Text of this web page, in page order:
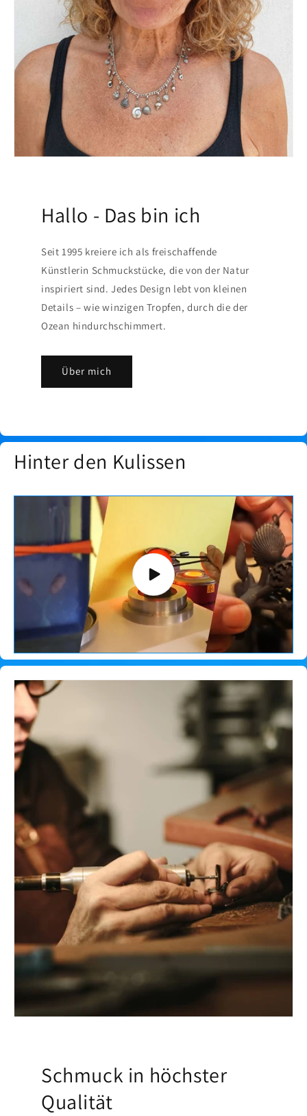
Hallo - Das bin ich
Seit 1995 kreiere ich als freischaffende
Künstlerin Schmuckstücke, die von der Natur
inspiriert sind. Jedes Design lebt von kleinen
Details – wie winzigen Tropfen, durch die der
Ozean hindurchschimmert.
Über mich
Hinter den Kulissen
Schmuck in höchster
Qualität